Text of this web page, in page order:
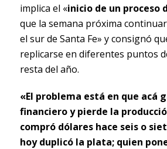
implica el «inicio de un proceso
que la semana próxima
el sur de Santa Fe» y consignó
replicarse en diferentes puntos
resta del año.
«El problema está en que acá
financiero y pierde la
compró dólares hace seis o
hoy duplicó la plata; quien